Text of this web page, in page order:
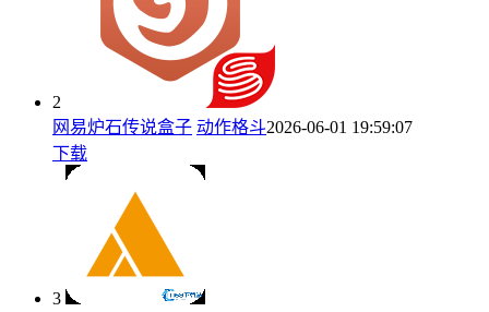
2
网易炉石传说盒子 动作格斗2026-06-01 19:59:07
下载
3